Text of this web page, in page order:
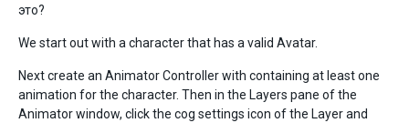
это?
We start out with a character that has a valid Avatar.
Next create an Animator Controller with containing at least one
animation for the character. Then in the Layers pane of the
Animator window, click the cog settings icon of the Layer and